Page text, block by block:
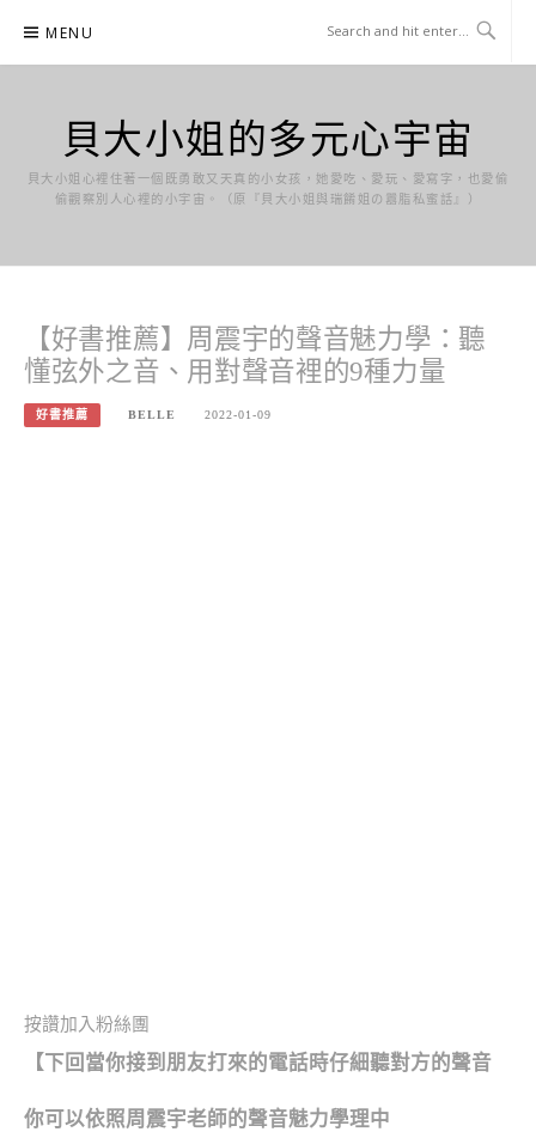
content
MENU
貝大小姐的多元心宇宙
貝大小姐心裡住著一個既勇敢又天真的小女孩，她愛吃、愛玩、愛寫字，也愛偷
偷觀察別人心裡的小宇宙。（原『貝大小姐與瑞餚姐の囂脂私蜜話』）
【好書推薦】周震宇的聲音魅力學：聽
懂弦外之音、用對聲音裡的9種力量
好書推薦 BELLE 2022-01-09
按讚加入粉絲團
【下回當你接到朋友打來的電話時仔細聽對方的聲音
你可以依照周震宇老師的聲音魅力學理中